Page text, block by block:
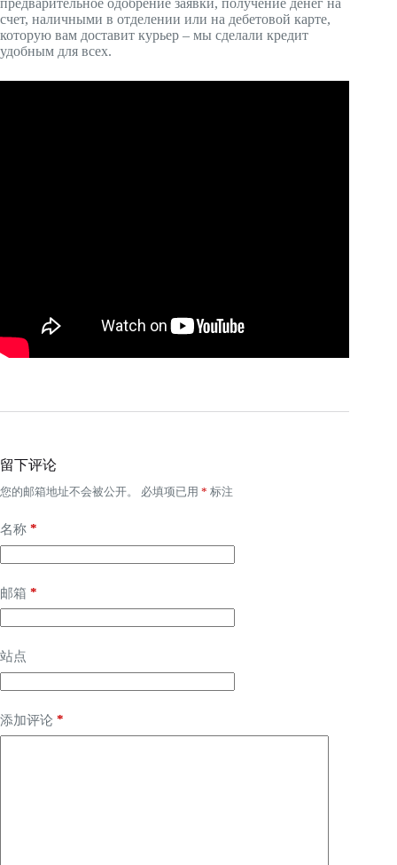
предварительное одобрение заявки, получение денег на
счет, наличными в отделении или на дебетовой карте,
которую вам доставит курьер – мы сделали кредит
удобным для всех.
留下评论
您的邮箱地址不会被公开。 必填项已用 * 标注
名称 *
邮箱 *
站点
添加评论 *